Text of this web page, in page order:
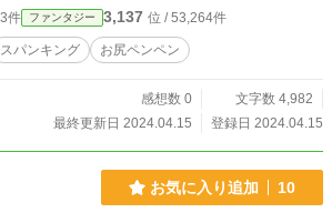
件 ファンタジー 3,137 位 / 53,264件
スパンキング お尻ペンペン
感想数 0
文字数 4,982
最終更新日 2024.04.15
登録日 2024.04.15
お気に入り追加 10